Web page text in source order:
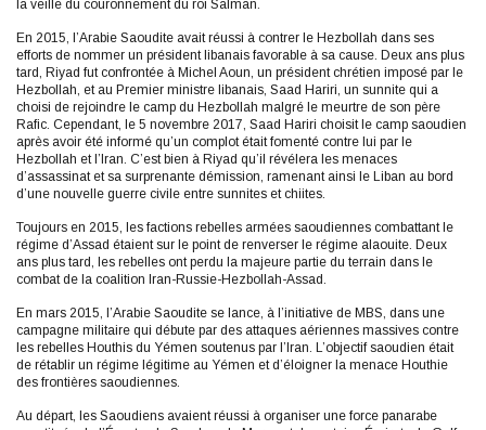
la veille du couronnement du roi Salman.
En 2015, l’Arabie Saoudite avait réussi à contrer le Hezbollah dans ses
efforts de nommer un président libanais favorable à sa cause. Deux ans plus
tard, Riyad fut confrontée à Michel Aoun, un président chrétien imposé par le
Hezbollah, et au Premier ministre libanais, Saad Hariri, un sunnite qui a
choisi de rejoindre le camp du Hezbollah malgré le meurtre de son père
Rafic. Cependant, le 5 novembre 2017, Saad Hariri choisit le camp saoudien
après avoir été informé qu’un complot était fomenté contre lui par le
Hezbollah et l’Iran. C’est bien à Riyad qu’il révélera les menaces
d’assassinat et sa surprenante démission, ramenant ainsi le Liban au bord
d’une nouvelle guerre civile entre sunnites et chiites.
Toujours en 2015, les factions rebelles armées saoudiennes combattant le
régime d’Assad étaient sur le point de renverser le régime alaouite. Deux
ans plus tard, les rebelles ont perdu la majeure partie du terrain dans le
combat de la coalition Iran-Russie-Hezbollah-Assad.
En mars 2015, l’Arabie Saoudite se lance, à l’initiative de MBS, dans une
campagne militaire qui débute par des attaques aériennes massives contre
les rebelles Houthis du Yémen soutenus par l’Iran. L’objectif saoudien était
de rétablir un régime légitime au Yémen et d’éloigner la menace Houthie
des frontières saoudiennes.
Au départ, les Saoudiens avaient réussi à organiser une force panarabe